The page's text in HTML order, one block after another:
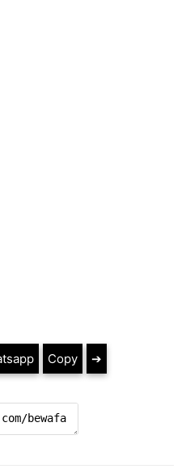
Copy ➔